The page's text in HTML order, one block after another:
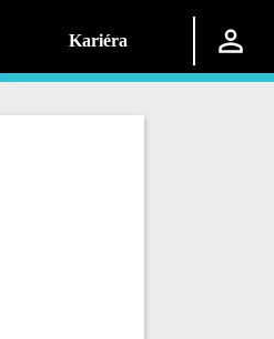
Kariéra